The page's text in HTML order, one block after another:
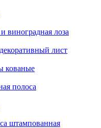
виноградная лоза
лист
кованые
полоса
штампованная